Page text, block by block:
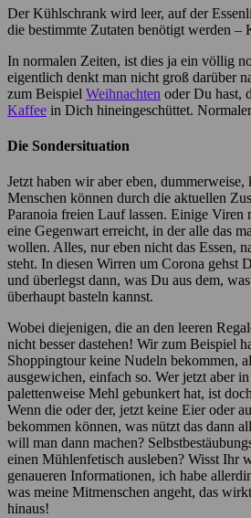
Der Kühlschrank wird leer, auf der
die bestimmte Zutaten benötigt werden –
In normalen Zeiten, ist dies ja ein völlig
eigentlich denkt man nicht groß darüber
zum Beispiel Weihnachten oder Du hast,
Kaffee in Dich hineingeschüttet.
Die Sondersituation
Jetzt haben wir aber eben,
Menschen können durch die aktuellen
Paranoia freien Lauf lassen. Einige Viren
eine Gegenwart erreicht, in der alle das
wollen. Alles, nur eben nicht das Essen,
steht. In diesen Wirren um Corona gehst
und überlegst dann, was Du aus dem,
überhaupt basteln kannst.
Wobei diejenigen, die an den leeren
nicht besser dastehen! Wir zum Beispiel
Shoppingtour keine Nudeln bekommen,
ausgewichen, einfach so. Wer jetzt aber
palettenweise Mehl gebunkert hat, ist
Wenn die oder der, jetzt keine Eier oder
bekommen können, was nützt das dann
will man dann machen?
einen Mühlenfetisch ausleben? Wisst Ihr
genaueren Informationen, ich habe
was meine Mitmenschen angeht, das
hinaus!